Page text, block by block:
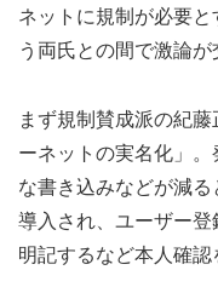
ネットに規制が必要
う両氏との間で激論が
まず規制賛成派の紀
ーネットの実名化」
な書き込みなどが減
導入され、ユーザー
明記するなど本人確認